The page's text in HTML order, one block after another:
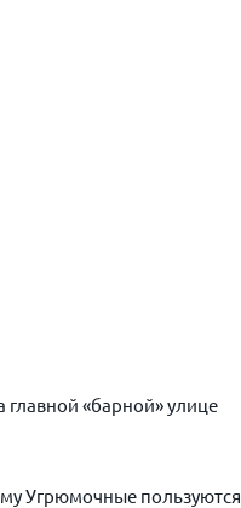
главной «барной» улице
Угрюмочные пользуются